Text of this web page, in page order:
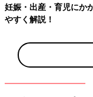
妊娠・出産・育児にか
やすく解説！